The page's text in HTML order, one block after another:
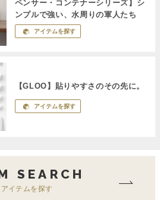
ペンサー・コンテナーシリーズ】シ
ンプルで強い、水周りの軍人たち
アイテムを探す
【GLOO】貼りやすさのその先に。
アイテムを探す
SEARCH
アイテムを探す